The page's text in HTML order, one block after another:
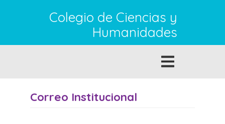
Colegio de Ciencias y
Humanidades
Toggle
navigation
Correo Institucional